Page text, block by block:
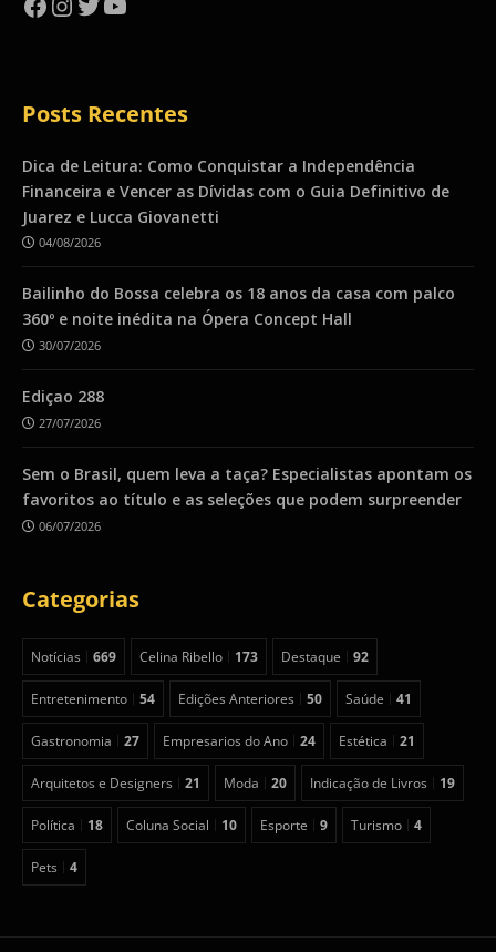
Posts Recentes
Dica de Leitura: Como Conquistar a Independência
Financeira e Vencer as Dívidas com o Guia Definitivo de
Juarez e Lucca Giovanetti
04/08/2026
Bailinho do Bossa celebra os 18 anos da casa com palco
360º e noite inédita na Ópera Concept Hall
30/07/2026
Ediçao 288
27/07/2026
Sem o Brasil, quem leva a taça? Especialistas apontam os
favoritos ao título e as seleções que podem surpreender
06/07/2026
Categorias
Notícias 669 Celina Ribello 173 Destaque 92
Entretenimento 54 Edições Anteriores 50 Saúde 41
Gastronomia 27 Empresarios do Ano 24 Estética 21
Arquitetos e Designers 21 Moda 20 Indicação de Livros 19
Política 18 Coluna Social 10 Esporte 9 Turismo 4
Pets 4